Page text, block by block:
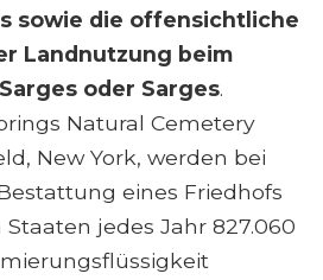
sowie die offensichtliche
Landnutzung beim
oder Sarges.
Natural Cemetery
New York, werden bei
eines Friedhofs
jedes Jahr 827.060